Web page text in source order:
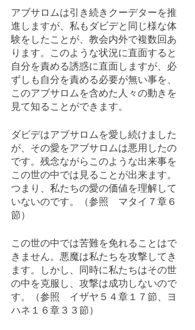
アブサロムは引き続きクーデターを推
進しますが、私もダビデと同じ様な体
験をしたことが、教会内外で複数回あ
ります。このような状況に直面すると
自分を責める誘惑に直面しますが、必
ずしも自分を責める必要が無い事を、
このアブサロムを含めた人々の動きを
見て知ることができます。
ダビデはアブサロムを愛し続けました
が、その愛をアブサロムは悪用したの
です。残念ながらこのような出来事を
この世の中では見ることが出来ます。
つまり、私たちの愛の価値を理解して
いないのです。（参照　マタイ７章６
節）
この世の中では苦難を免れることはで
きません。悪魔は私たちを攻撃してき
ます。しかし、同時に私たちはその世
の中を克服し、攻撃は成功しないので
す。（参照　イザヤ５４章１７節、ヨ
ハネ１６章３３節）